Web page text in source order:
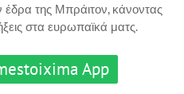
της Μπράιτον, κάνοντας
στα ευρωπαϊκά ματς.
App